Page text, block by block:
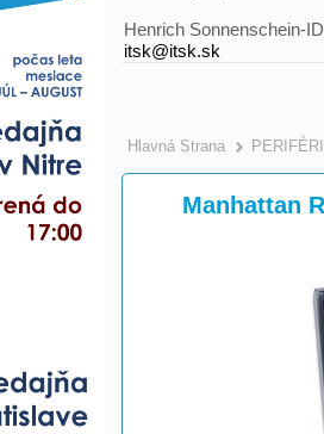
Henrich Sonnenschein-
itsk@itsk.sk
Hlavná Strana
Manhattan